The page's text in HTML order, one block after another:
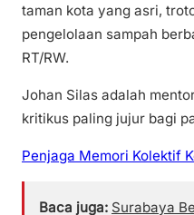
taman kota yang asri,
pengelolaan sampah
RT/RW.
Johan Silas adalah
kritikus paling jujur bagi
Penjaga Memori Kolektif
Baca juga: Surabaya